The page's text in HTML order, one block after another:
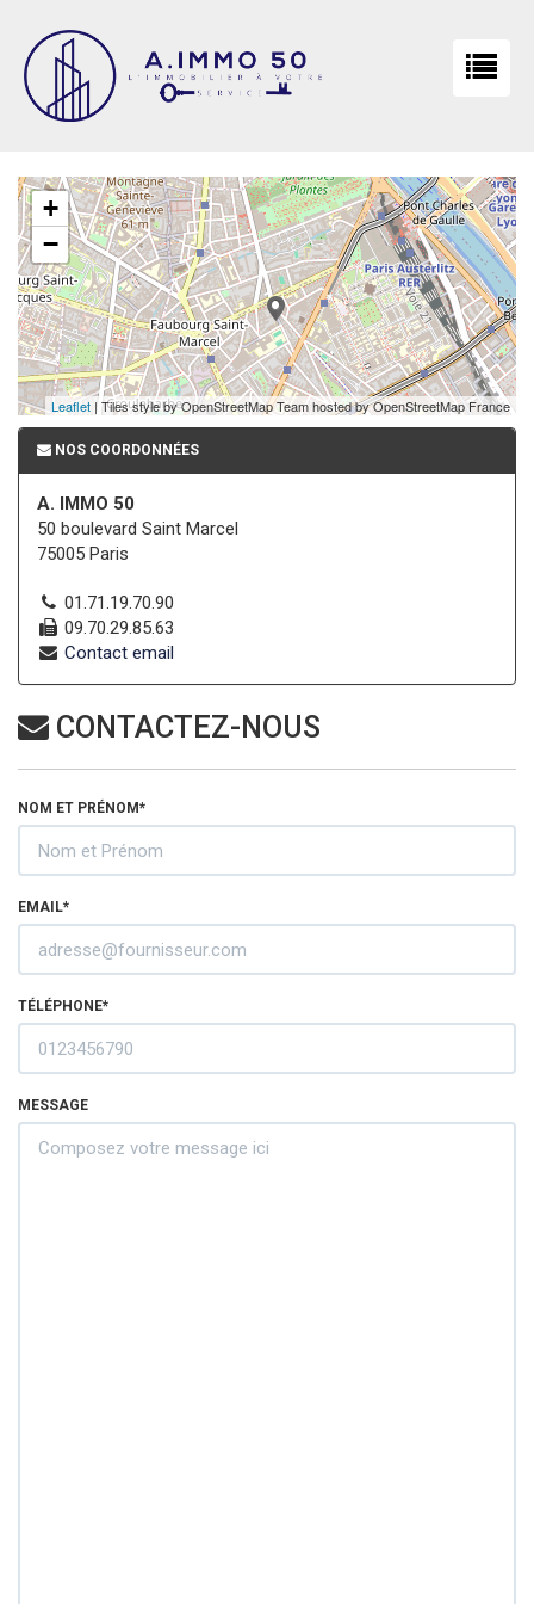
+
−
Leaflet | Tiles style by OpenStreetMap Team hosted by OpenStreetMap France
NOS COORDONNÉES
A. IMMO 50
50 boulevard Saint Marcel
75005 Paris
01.71.19.70.90
09.70.29.85.63
Contact email
CONTACTEZ-NOUS
NOM ET PRÉNOM*
EMAIL*
TÉLÉPHONE*
MESSAGE